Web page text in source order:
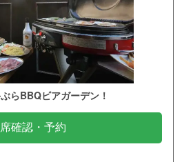
らBBQビアガーデン！
確認・予約